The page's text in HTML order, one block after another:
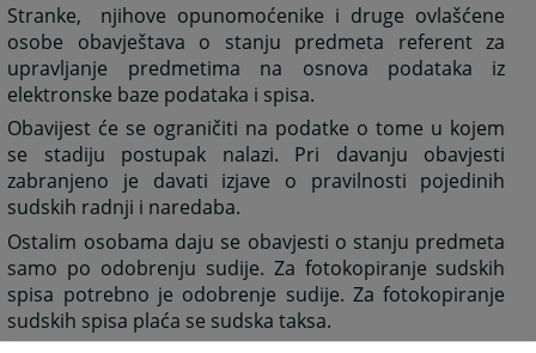
Stranke,
njihove opunomoćenike i druge ovlašćene
osobe obavještava o stanju predmeta referent za
upravljanje predmetima na osnova podataka iz
elektronske baze podataka i spisa.
Obavijest će se ograničiti na podatke o tome u kojem
se stadiju postupak nalazi. Pri davanju obavjesti
zabranjeno je davati izjave o pravilnosti pojedinih
sudskih radnji i naredaba.
Ostalim osobama daju se obavjesti o stanju predmeta
samo po odobrenju sudije. Za fotokopiranje sudskih
spisa potrebno je odobrenje sudije. Za fotokopiranje
sudskih spisa plaća se sudska taksa.